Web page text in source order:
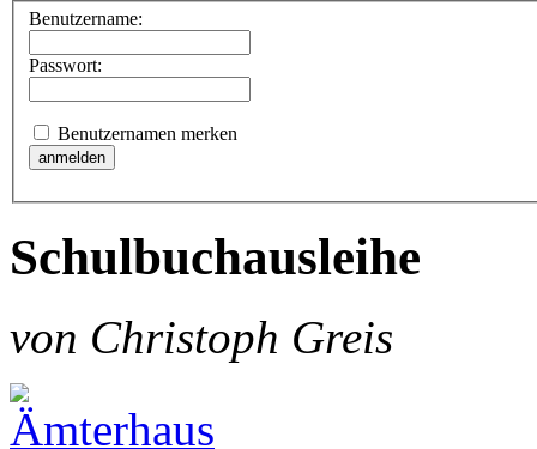
Benutzername:
Passwort:
Benutzernamen merken
Schulbuchausleihe
von Christoph Greis